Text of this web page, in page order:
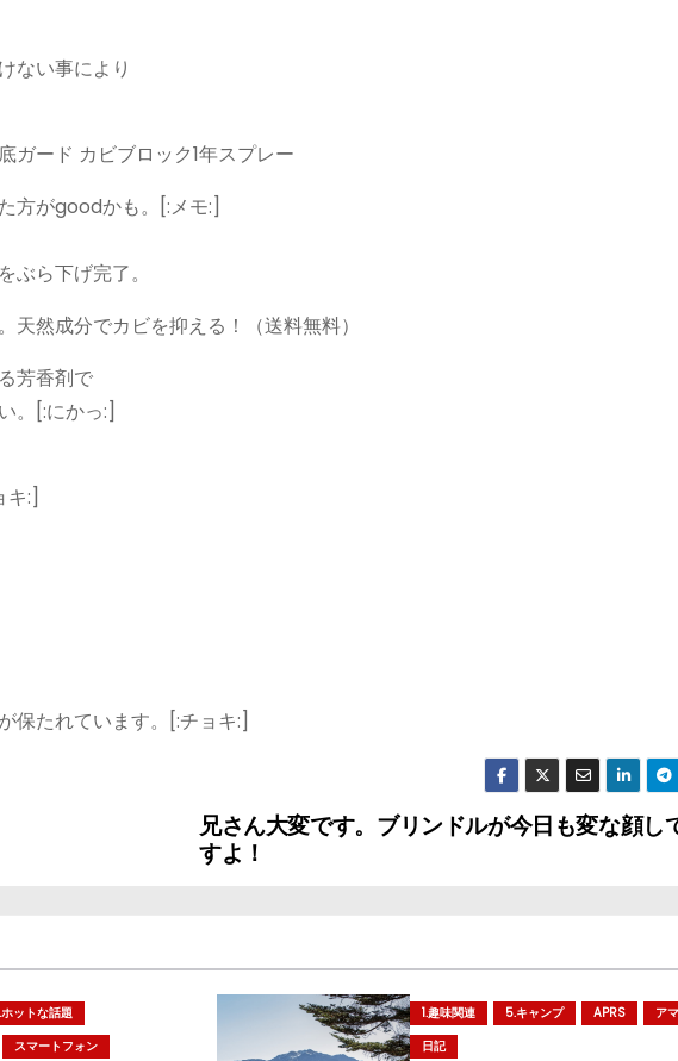
ない事により
ガード カビブロック1年スプレー
方がgoodかも。[:メモ:]
ら下げ完了。
天然成分でカビを抑える！（送料無料）
芳香剤で
。[:にかっ:]
キ:]
保たれています。[:チョキ:]
兄さん大変です。ブリンドルが今日も変な顔し
すよ！
ットな話題
スマートフォン
1.趣味関連 5.キャンプ APRS
ア
日記